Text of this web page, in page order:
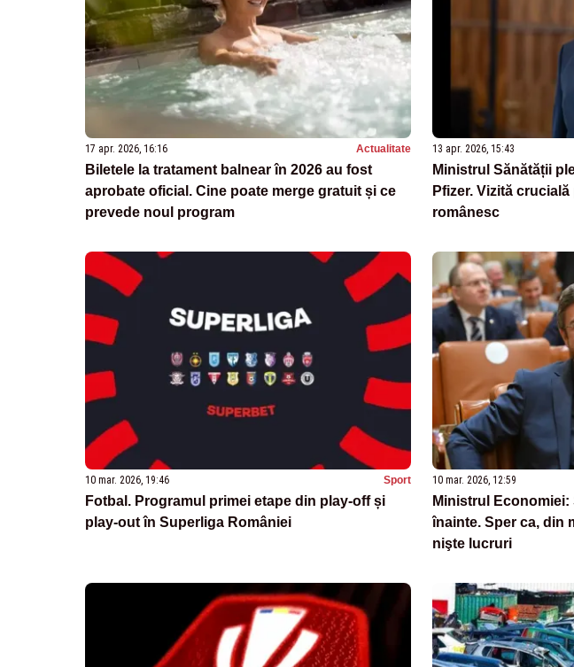
17 apr. 2026, 16:16 Actualitate
Biletele la tratament balnear în 2026 au fost
aprobate oficial. Cine poate merge gratuit și ce
prevede noul program
13 apr. 2026, 15:43
Ministrul Sănătății
Pfizer. Vizită
românesc
10 mar. 2026, 19:46 Sport
Fotbal. Programul primei etape din play-off și
play-out în Superliga României
10 mar. 2026, 12:59
Ministrul
înainte. Sper ca, din
nişte lucruri